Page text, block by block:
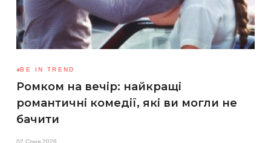
BE IN TREND
Ромком на вечір: найкращі
романтичні комедії, які ви могли не
бачити
02 Січня 2026